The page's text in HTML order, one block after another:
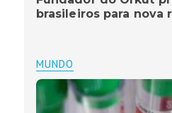
brasileiros para nova
MUNDO